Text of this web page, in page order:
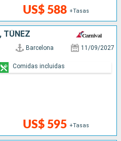
US$ 588 +Tasas
TÚNEZ
Barcelona 11/09/2027
US$ 595 +Tasas
Comidas incluidas